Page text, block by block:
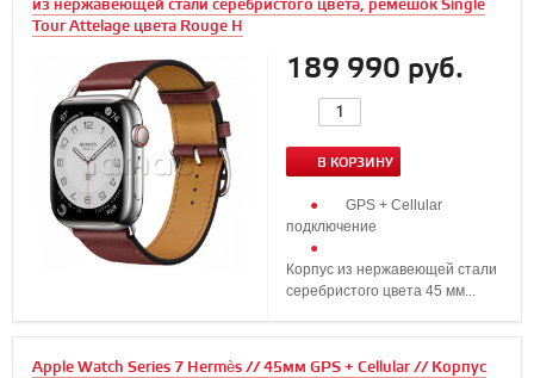
из нержавеющей стали серебристого цвета, ремешок Single
Tour Attelage цвета Rouge H
189 990 руб.
В КОРЗИНУ
GPS + Cellular
подключение
Корпус из нержавеющей стали
серебристого цвета 45 мм...
Apple Watch Series 7 Hermès // 45мм GPS + Cellular // Корпус